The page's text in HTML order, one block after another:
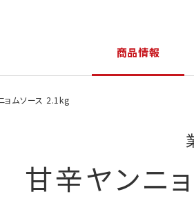
商品情報
ョムソース 2.1kg
甘辛ヤンニ